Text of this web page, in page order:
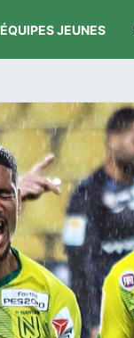
ÉQUIPES JEUNES